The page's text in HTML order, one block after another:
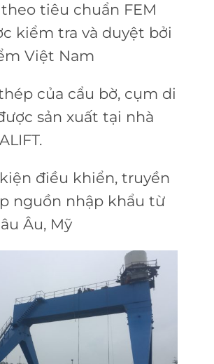
tiêu chuẩn FEM
kiểm tra và duyệt bởi
Việt Nam
của cẩu bờ, cụm di
sản xuất tại nhà
điều khiển, truyền
nguồn nhập khẩu từ
Âu, Mỹ